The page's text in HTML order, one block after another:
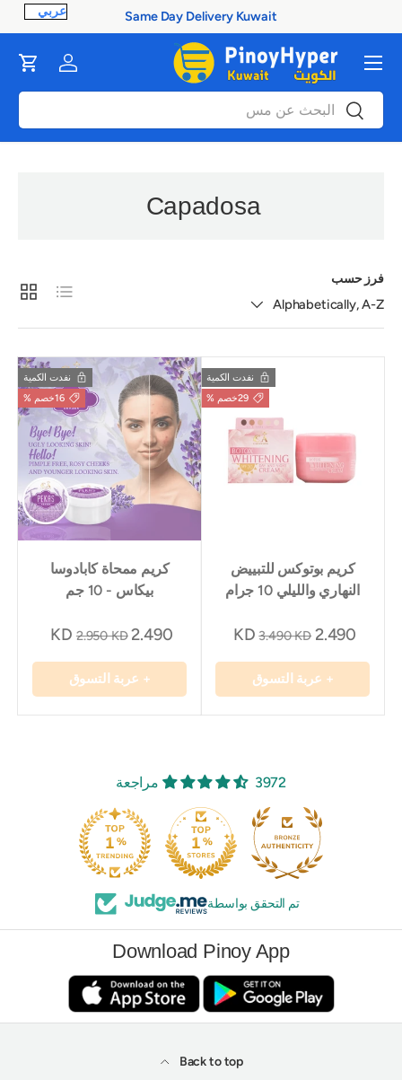
Same Day Delivery Kuwait
بحث بحث
Log in
Cart القائمة
Capadosa
فرز حسب
Alphabetically, A-Z
قائمة Grid
نفدت الكمية
29خصم %
كريم بوتوكس للتبييض
النهاري والليلي 10 جرام
2.490 KD
3.490 KD
+ عربة التسوق
نفدت الكمية
16خصم %
كريم ممحاة كابادوسا
بيكاس - 10 جم
2.490 KD
2.950 KD
+ عربة التسوق
3972 مراجعة
تم التحقق بواسطة
Download Pinoy App
Back to top